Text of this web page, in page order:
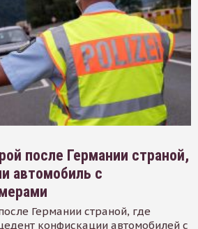
после Германии страной,
автомобиль с
Германии страной, где
конфискации автомобилей с